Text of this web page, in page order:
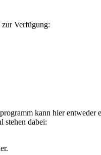
Verfügung:
kann hier entweder
stehen dabei: